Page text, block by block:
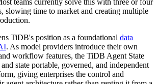
memory for AI agents, letting them
across interactions, recall previous
build continuity over time. Rather than
into a single model or framework, mem9
as a portable memory layer.
persistent workspace for files, artifacts, and
content. Agents can create, store, retrieve,
documents and outputs while maintaining
sessions and environments.